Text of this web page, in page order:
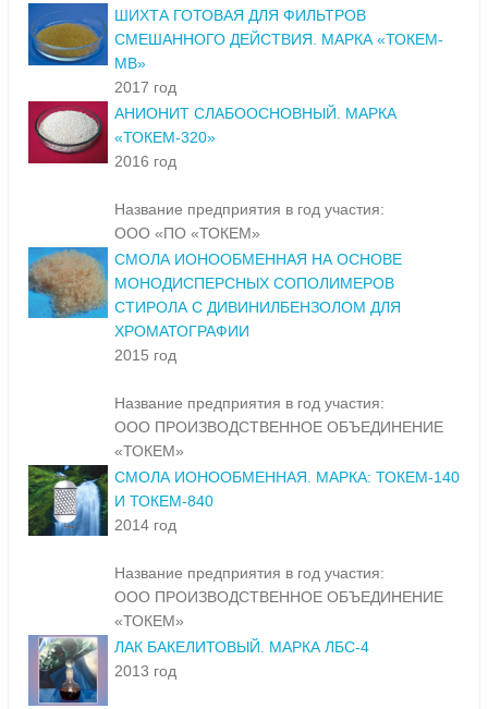
ШИХТА ГОТОВАЯ ДЛЯ ФИЛЬТРОВ
СМЕШАННОГО ДЕЙСТВИЯ. МАРКА «ТОКЕМ-
МВ»
2017 год
АНИОНИТ СЛАБООСНОВНЫЙ. МАРКА
«ТОКЕМ-320»
2016 год
Название предприятия в год участия:
ООО «ПО «ТОКЕМ»
СМОЛА ИОНООБМЕННАЯ НА ОСНОВЕ
МОНОДИСПЕРСНЫХ СОПОЛИМЕРОВ
СТИРОЛА С ДИВИНИЛБЕНЗОЛОМ ДЛЯ
ХРОМАТОГРАФИИ
2015 год
Название предприятия в год участия:
ООО ПРОИЗВОДСТВЕННОЕ ОБЪЕДИНЕНИЕ
«ТОКЕМ»
СМОЛА ИОНООБМЕННАЯ. МАРКА: ТОКЕМ-140
И ТОКЕМ-840
2014 год
Название предприятия в год участия:
ООО ПРОИЗВОДСТВЕННОЕ ОБЪЕДИНЕНИЕ
«ТОКЕМ»
ЛАК БАКЕЛИТОВЫЙ. МАРКА ЛБС-4
2013 год